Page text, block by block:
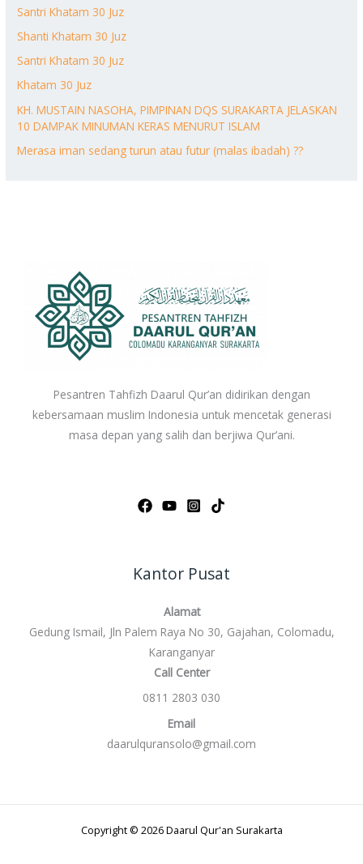
Santri Khatam 30 Juz
Shanti Khatam 30 Juz
Santri Khatam 30 Juz
Khatam 30 Juz
KH. MUSTAIN NASOHA, PIMPINAN DQS SURAKARTA JELASKAN
10 DAMPAK MINUMAN KERAS MENURUT ISLAM
Merasa iman sedang turun atau futur (malas ibadah) ??
Pesantren Tahfizh Daarul Qur’an didirikan dengan
kebersamaan muslim Indonesia untuk mencetak generasi
masa depan yang salih dan berjiwa Qur’ani.
Kantor Pusat
Alamat
Gedung Ismail, Jln Palem Raya No 30, Gajahan, Colomadu,
Karanganyar
Call Center
0811 2803 030
Email
daarulquransolo@gmail.com
Copyright © 2026 Daarul Qur'an Surakarta